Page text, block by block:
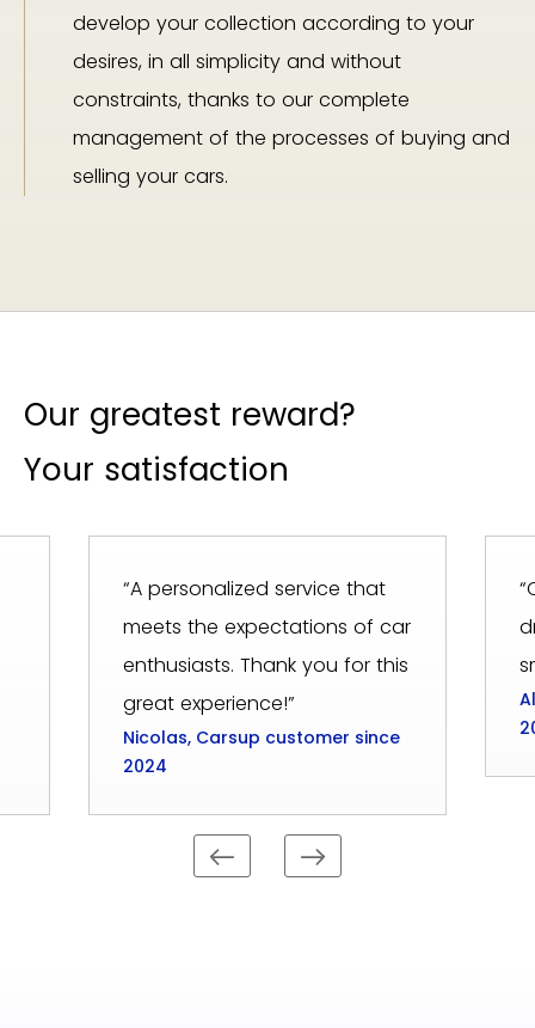
develop your collection according to your
desires, in all simplicity and without
constraints, thanks to our complete
management of the processes of buying and
selling your cars.
Our greatest reward?
Your satisfaction
“A personalized service that
meets the expectations of car
enthusiasts. Thank you for this
great experience!”
Nicolas, Carsup customer since
2024